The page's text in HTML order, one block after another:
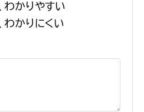
わかりやすい
わかりにくい